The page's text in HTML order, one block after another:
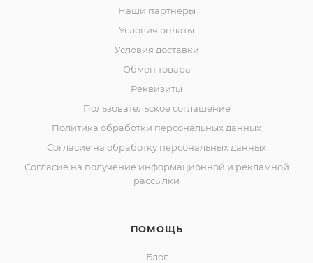
Наши партнеры
Условия оплаты
Условия доставки
Обмен товара
Реквизиты
Пользовательское соглашение
Политика обработки персональных данных
Согласие на обработку персональных данных
Согласие на получение информационной и рекламной
рассылки
ПОМОЩЬ
Блог